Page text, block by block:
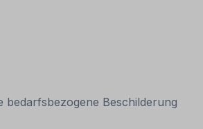
bedarfsbezogene Beschilderung